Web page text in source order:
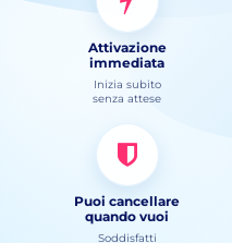
Attivazione
immediata
Inizia subito
senza attese
Puoi cancellare
quando vuoi
Soddisfatti